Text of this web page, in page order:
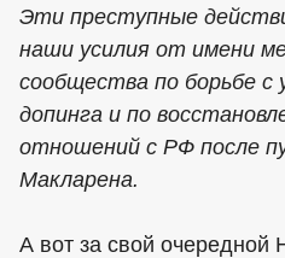
Эти преступные
наши усилия от имени
сообщества по борьбе с
допинга и по
отношений с РФ после
Макларена.
А вот за свой